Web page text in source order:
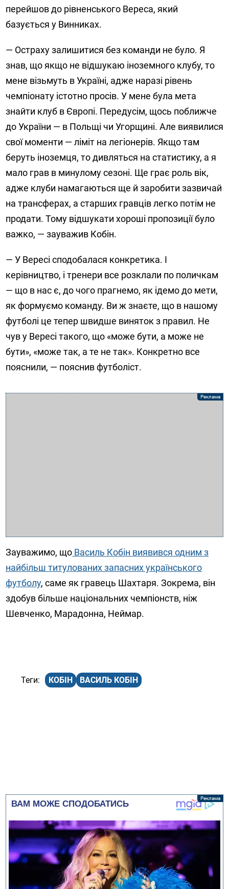
перейшов до рівненського Вереса, який
базується у Винниках.
— Остраху залишитися без команди не було. Я
знав, що якщо не відшукаю іноземного клубу, то
мене візьмуть в Україні, адже наразі рівень
чемпіонату істотно просів. У мене була мета
знайти клуб в Європі. Передусім, щось поближче
до України — в Польщі чи Угорщині. Але виявилися
свої моменти — ліміт на легіонерів. Якщо там
беруть іноземця, то дивляться на статистику, а я
мало грав в минулому сезоні. Ще грає роль вік,
адже клуби намагаються ще й заробити зазвичай
на трансферах, а старших гравців легко потім не
продати. Тому відшукати хороші пропозиції було
важко, — зауважив Кобін.
— У Вересі сподобалася конкретика. І
керівництво, і тренери все розклали по поличкам
— що в нас є, до чого прагнемо, як ідемо до мети,
як формуємо команду. Ви ж знаєте, що в нашому
футболі це тепер швидше виняток з правил. Не
чув у Вересі такого, що «може бути, а може не
бути», «може так, а те не так». Конкретно все
пояснили, — пояснив футболіст.
Зауважимо, що Василь Кобін виявився одним з
найбільш титулованих запасних українського
футболу, саме як гравець Шахтаря. Зокрема, він
здобув більше національних чемпіонств, ніж
Шевченко, Марадонна, Неймар.
КОБІН ВАСИЛЬ КОБІН